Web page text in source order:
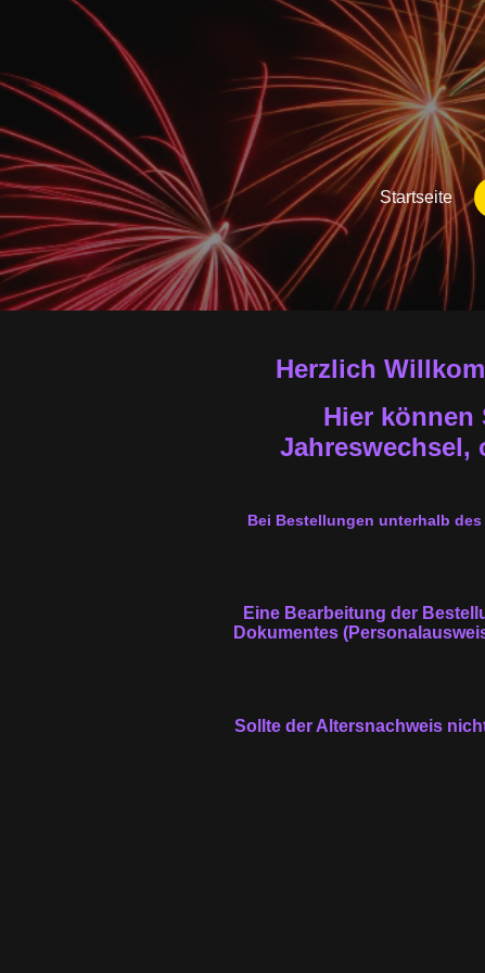
Startseite
Herzlich
Hier können
Jahreswechsel,
Bei Bestellungen unterhalb
Eine Bearbeitung der
Dokumentes
Sollte der Altersnachweis